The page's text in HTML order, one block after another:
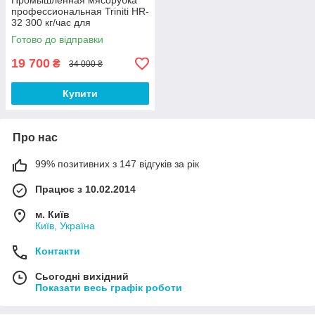
профессиональная Triniti HR-
32 300 кг/час для
ресторанов, предприятий
питания (куттер)
Готово до відправки
19 700 ₴ 34 000 ₴
Купити
Про нас
99% позитивних з 147 відгуків за рік
Працює з 10.02.2014
м. Київ
Київ, Україна
Контакти
Сьогодні вихідний
Показати весь графік роботи